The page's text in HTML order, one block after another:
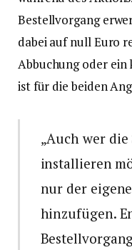
Bestellvorgang
dabei auf null Euro
Abbuchung oder
ist für die beiden
„Auch wer
installieren
nur der
hinzufügen.